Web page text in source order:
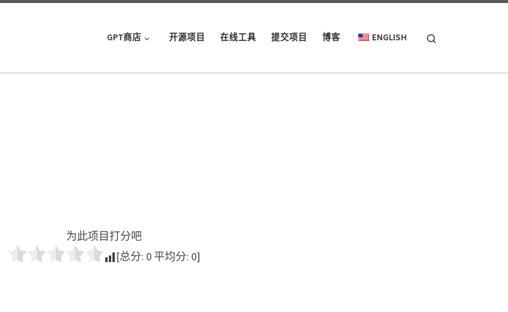
GPT商店 开源项目 在线工具 提交项目 博客 ENGLISH
为此项目打分吧
[总分: 0 平均分: 0]